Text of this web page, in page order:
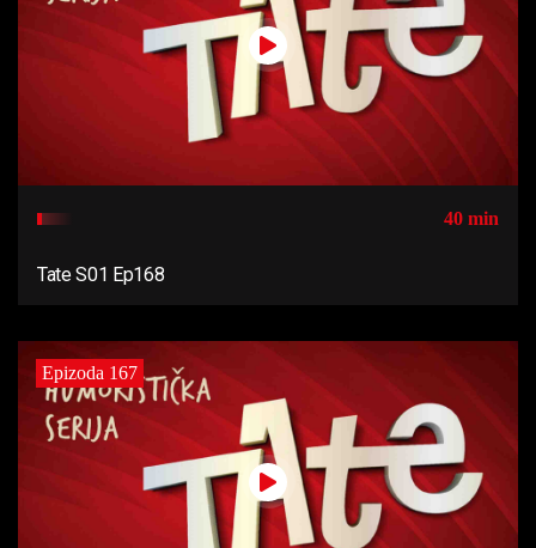
40 min
Tate S01 Ep168
Epizoda 167